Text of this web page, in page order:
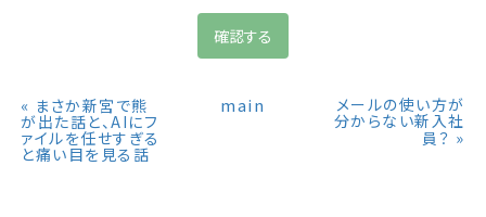
« まさか新宮で熊
が出た話と、AIにフ
ァイルを任せすぎる
と痛い目を見る話
main メールの使い方が
分からない新入社
員？ »